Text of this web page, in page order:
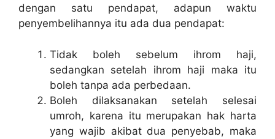
dengan satu pendapat, adapun waktu
penyembelihannya itu ada dua pendapat:
Tidak boleh sebelum ihrom haji,
sedangkan setelah ihrom haji maka itu
boleh tanpa ada perbedaan.
Boleh dilaksanakan setelah selesai
umroh, karena itu merupakan hak harta
yang wajib akibat dua penyebab, maka